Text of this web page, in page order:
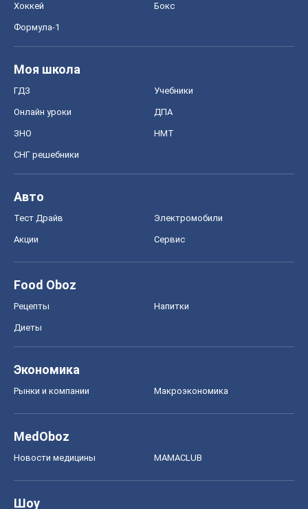
Хоккей Бокс
Формула-1
Моя школа
ГДЗ Учебники
Онлайн уроки ДПА
ЗНО НМТ
СНГ решебники
Авто
Тест Драйв Электромобили
Акции Сервис
Food Oboz
Рецепты Напитки
Диеты
Экономика
Рынки и компании Mакроэкономика
MedOboz
Новости медицины MAMACLUB
Шоу